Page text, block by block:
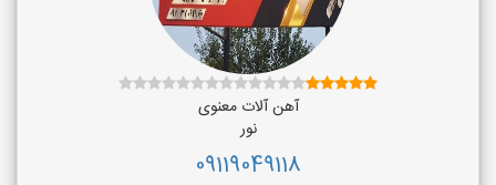
آهن آلات معنوی
نور
09119049118